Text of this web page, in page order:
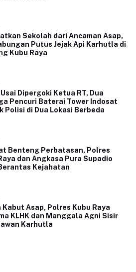
Sekolah dari Ancaman Asap,
Putus Jejak Api Karhutla di
Kubu Raya
Dipergoki Ketua RT, Dua
Pencuri Baterai Tower Indosat
Polisi di Dua Lokasi Berbeda
Benteng Perbatasan, Polres
dan Angkasa Pura Supadio
Kejahatan
Kabut Asap, Polres Kubu Raya
KLHK dan Manggala Agni Sisir
Karhutla